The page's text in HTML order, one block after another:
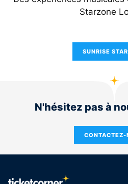
Starzone
SUNRISE
N'hésitez pas à
CONTACTEZ-